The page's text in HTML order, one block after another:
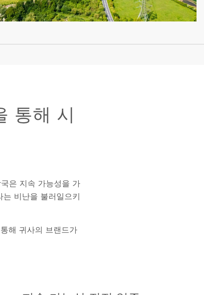
통해 시
은 지속 가능성을 가
비난을 불러일으키
해 귀사의 브랜드가